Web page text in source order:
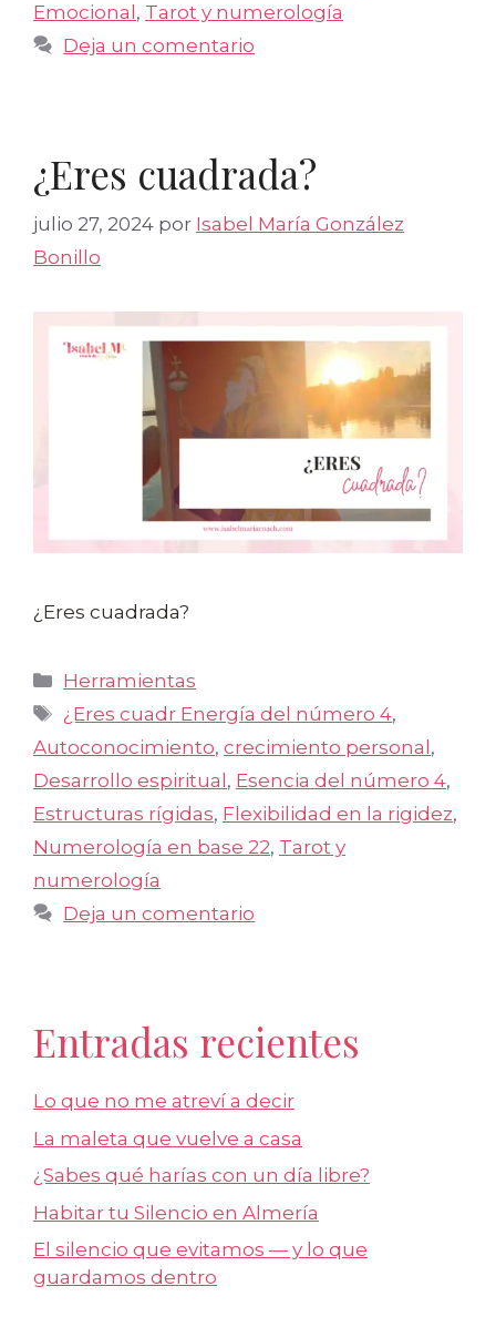
Emocional , Tarot y numerología
Deja un comentario
¿Eres cuadrada?
julio 27, 2024 por Isabel María González
Bonillo
¿Eres cuadrada?
Categorías
Herramientas
Etiquetas
¿Eres cuadr Energía del número 4,
Autoconocimiento, crecimiento personal ,
Desarrollo espiritual , Esencia del número 4,
Estructuras rígidas, Flexibilidad en la rigidez,
Numerología en base 22, Tarot y
numerología
Deja un comentario
Entradas recientes
Lo que no me atreví a decir
La maleta que vuelve a casa
¿Sabes qué harías con un día libre?
Habitar tu Silencio en Almería
El silencio que evitamos — y lo que
guardamos dentro